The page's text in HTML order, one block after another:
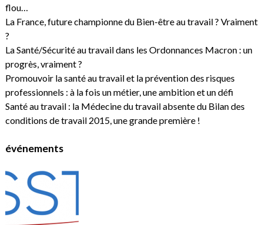
flou…
La France, future championne du Bien-être au travail ? Vraiment
?
La Santé/Sécurité au travail dans les Ordonnances Macron : un
progrès, vraiment ?
Promouvoir la santé au travail et la prévention des risques
professionnels : à la fois un métier, une ambition et un défi
Santé au travail : la Médecine du travail absente du Bilan des
conditions de travail 2015, une grande première !
événements